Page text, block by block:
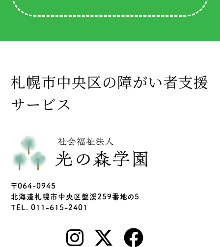
札幌市中央区の障がい者支援
サービス
〒064-0945
北海道札幌市中央区盤渓259番地の5
TEL. 011-615-2401